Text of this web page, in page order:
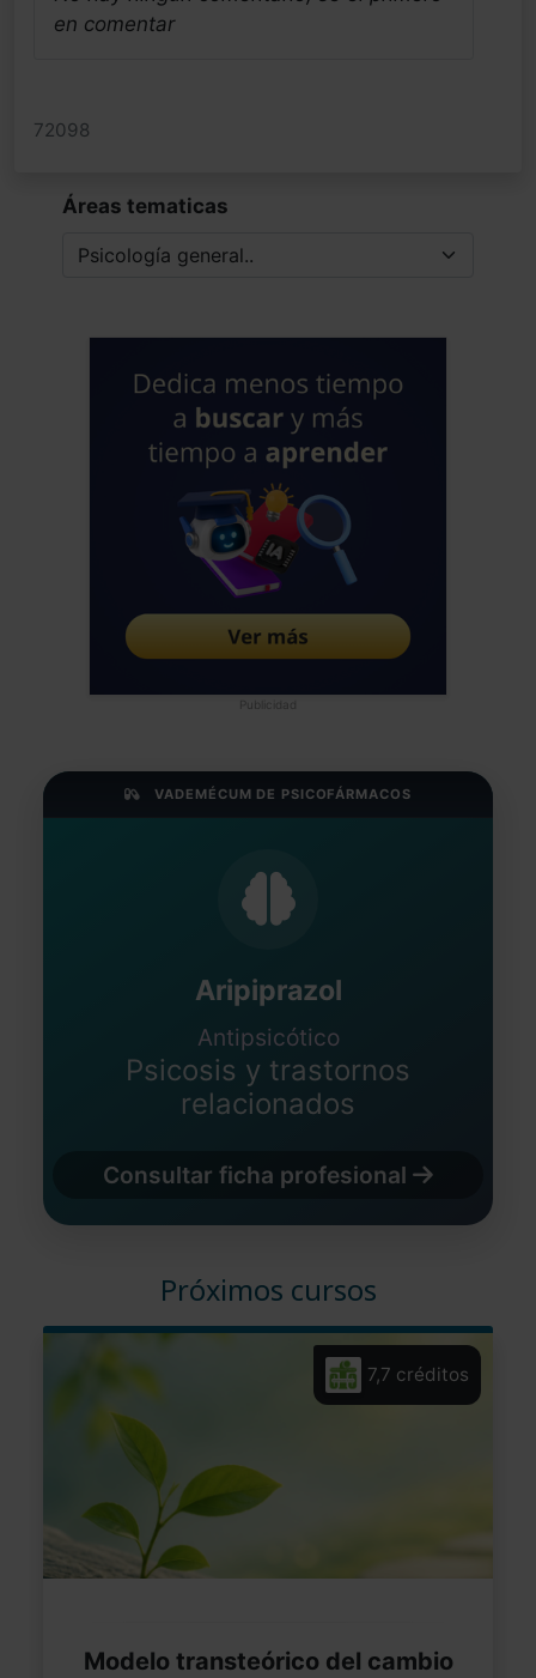
en comentar
72098
Áreas tematicas
Publicidad
VADEMÉCUM DE PSICOFÁRMACOS
Aripiprazol
Antipsicótico
Psicosis y trastornos
relacionados
Consultar ficha profesional
Próximos cursos
7,7 créditos
Modelo transteórico del cambio